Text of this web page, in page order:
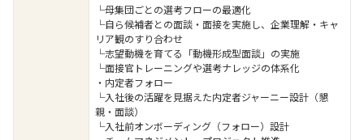
└母集団ごとの選考フローの最適化
└自ら候補者との面談・面接を実施し、企業理解・キャ
リア観のすり合わせ
└志望動機を育てる「動機形成型面談」の実施
└面接官トレーニングや選考ナレッジの体系化
・内定者フォロー
└入社後の活躍を見据えた内定者ジャーニー設計（懇
親・面談）
└入社前オンボーディング（フォロー）設計